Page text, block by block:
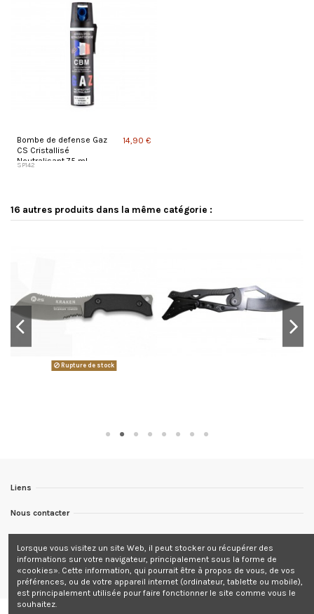
Bombe de defense Gaz
CS Cristallisé
Neutralisant 75 ml
SP142
14,90 €
16 autres produits dans la même catégorie :
Rupture de stock
Liens
Nous contacter
Newsletter
Lorsque vous visitez un site Web, il peut stocker ou récupérer des
informations sur votre navigateur, principalement sous la forme de
«cookies». Cette information, qui pourrait être à propos de vous, de vos
préférences, ou de votre appareil internet (ordinateur, tablette ou mobile),
est principalement utilisée pour faire fonctionner le site comme vous le
souhaitez.